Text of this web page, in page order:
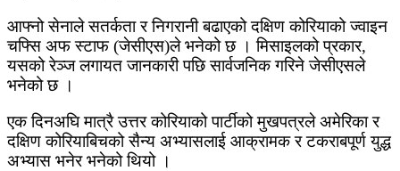
आफ्नो सेनाले सतर्कता र निगरानी बढाएको दक्षिण कोरियाको ज्वाइन
चफ्सि अफ स्टाफ (जेसीएस)ले भनेको छ । मिसाइलको प्रकार,
यसको रेञ्ज लगायत जानकारी पछि सार्वजनिक गरिने जेसीएसले
भनेको छ ।
एक दिनअघि मात्रै उत्तर कोरियाको पार्टीको मुखपत्रले अमेरिका र
दक्षिण कोरियाबिचको सैन्य अभ्यासलाई आक्रामक र टकराबपूर्ण युद्ध
अभ्यास भनेर भनेको थियो ।